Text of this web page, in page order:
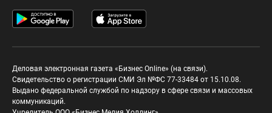
Деловая электронная газета «Бизнес Online» (на связи).
Свидетельство о регистрации СМИ Эл №ФС 77-33484 от 15.10.08.
Выдано федеральной службой по надзору в сфере связи и массовых
коммуникаций.